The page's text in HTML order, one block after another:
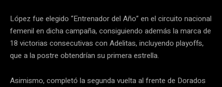
López fue elegido “Entrenador del Año” en el circuito nacional
femenil en dicha campaña, consiguiendo además la marca de
18 victorias consecutivas con Adelitas, incluyendo playoffs,
que a la postre obtendrían su primera estrella.
Asimismo, completó la segunda vuelta al frente de Dorados